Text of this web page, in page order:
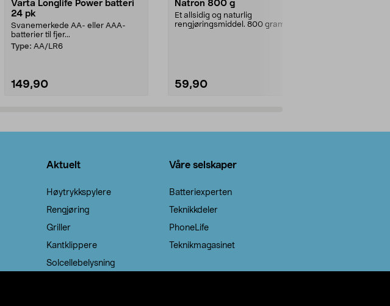
Varta Longlife Power batteri
24 pk
Svanemerkede AA- eller AAA-
batterier til fjer...
Type: AA/LR6
149,90
Natron 800 g
Et allsidig og naturlig
rengjøringsmiddel. 800 gram
59,90
Aktuelt
Høytrykkspylere
Rengjøring
Griller
Kantklippere
Solcellebelysning
Våre selskaper
Batteriexperten
Teknikkdeler
PhoneLife
Teknikmagasinet